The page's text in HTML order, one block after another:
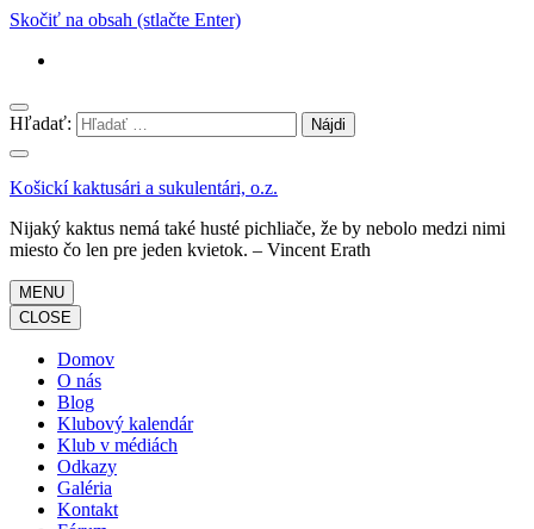
Skočiť na obsah (stlačte Enter)
Hľadať:
Košickí kaktusári a sukulentári, o.z.
Nijaký kaktus nemá také husté pichliače, že by nebolo medzi nimi
miesto čo len pre jeden kvietok. – Vincent Erath
MENU
CLOSE
Domov
O nás
Blog
Klubový kalendár
Klub v médiách
Odkazy
Galéria
Kontakt